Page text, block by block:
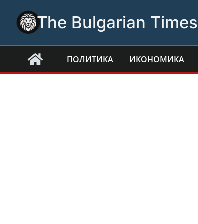
content
The Bulgarian Times
ПОЛИТИКА ИКОНОМИКА